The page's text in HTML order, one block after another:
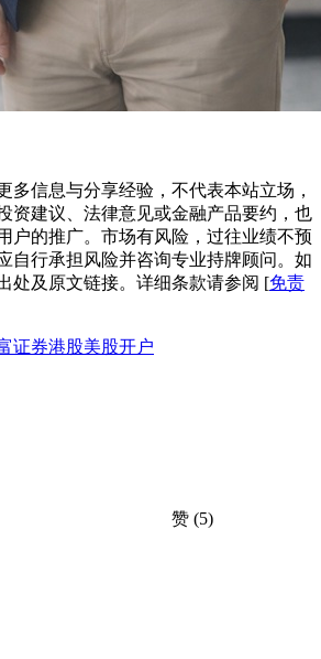
多信息与分享经验，不代表本站立场，
资建议、法律意见或金融产品要约，也
户的推广。市场有风险，过往业绩不预
自行承担风险并咨询专业持牌顾问。如
处及原文链接。详细条款请参阅 [免责
证券港股美股开户
赞 (5)